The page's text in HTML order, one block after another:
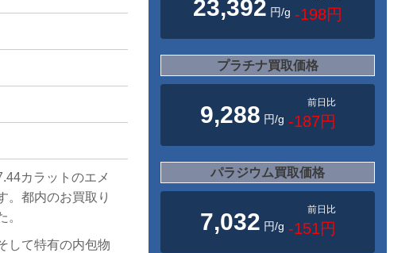
カラットのエメ
。都内のお買取り
。
して特有の内包物
23,392 円/g -198円
プラチナ買取価格
9,288 円/g
前日比
-187円
パラジウム買取価格
7,032 円/g
前日比
-151円